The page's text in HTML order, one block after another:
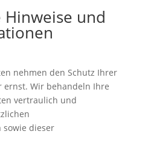
und
nehmen den Schutz Ihrer
ernst. Wir behandeln Ihre
vertraulich und
sowie dieser